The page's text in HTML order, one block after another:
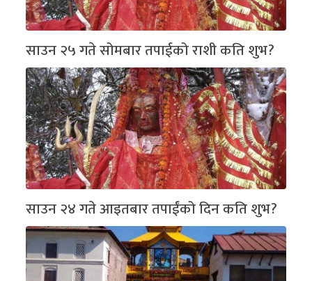
साउन २५ गते सोमबार तपाईको राशी कति शुभ?
साउन २४ गते आइतबार तपाईंको दिन कति शुभ?